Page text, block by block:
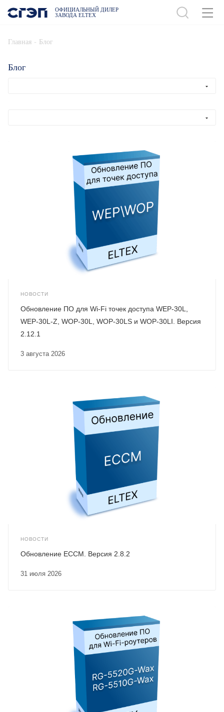
ОФИЦИАЛЬНЫЙ ДИЛЕР
ЗАВОДА ELTEX
Главная - Блог
Блог
НОВОСТИ
3 августа 2026
Обновление ПО для Wi-Fi точек доступа WEP-30L,
WEP-30L-Z, WOP-30L, WOP-30LS и WOP-30LI. Версия
2.12.1
НОВОСТИ
31 июля 2026
Обновление ECCM. Версия 2.8.2